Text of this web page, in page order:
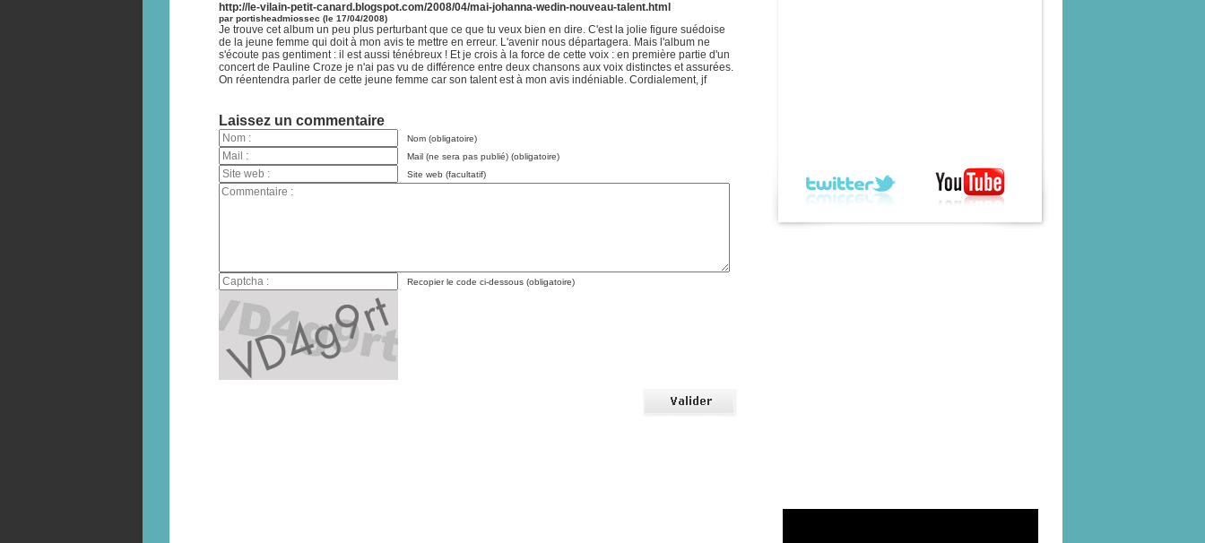
http://le-vilain-petit-canard.blogspot.com/2008/04/mai-johanna-wedin-nouveau-talent.html
par portisheadmiossec (le 17/04/2008)
Je trouve cet album un peu plus perturbant que ce que tu veux bien en dire. C'est la jolie figure suédoise
de la jeune femme qui doit à mon avis te mettre en erreur. L'avenir nous départagera. Mais l'album ne
s'écoute pas gentiment : il est aussi ténébreux ! Et je crois à la force de cette voix : en première partie d'un
concert de Pauline Croze je n'ai pas vu de différence entre deux chansons aux voix distinctes et assurées.
On réentendra parler de cette jeune femme car son talent est à mon avis indéniable. Cordialement, jf
Laissez un commentaire
Nom (obligatoire)
Mail (ne sera pas publié) (obligatoire)
Site web (facultatif)
Recopier le code ci-dessous (obligatoire)